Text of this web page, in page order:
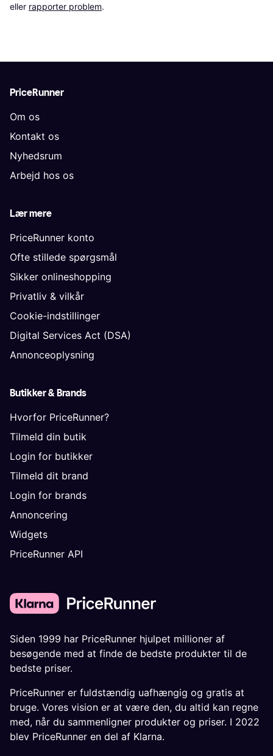
eller rapporter problem.
PriceRunner
Om os
Kontakt os
Nyhedsrum
Arbejd hos os
Lær mere
PriceRunner konto
Ofte stillede spørgsmål
Sikker onlineshopping
Privatliv & vilkår
Cookie-indstillinger
Digital Services Act (DSA)
Annonceoplysning
Butikker & Brands
Hvorfor PriceRunner?
Tilmeld din butik
Login for butikker
Tilmeld dit brand
Login for brands
Annoncering
Widgets
PriceRunner API
Siden 1999 har PriceRunner hjulpet millioner af
besøgende med at finde de bedste produkter til de
bedste priser.
PriceRunner er fuldstændig uafhængig og gratis at
bruge. Vores vision er at være den, du altid kan regne
med, når du sammenligner produkter og priser. I 2022
blev PriceRunner en del af Klarna.